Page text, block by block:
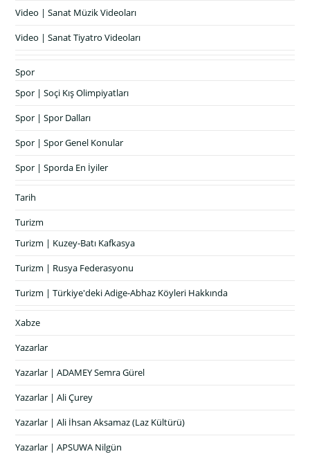
Video | Sanat Müzik Videoları
Video | Sanat Tiyatro Videoları
Spor
Spor | Soçi Kış Olimpiyatları
Spor | Spor Dalları
Spor | Spor Genel Konular
Spor | Sporda En İyiler
Tarih
Turizm
Turizm | Kuzey-Batı Kafkasya
Turizm | Rusya Federasyonu
Turizm | Türkiye'deki Adige-Abhaz Köyleri Hakkında
Xabze
Yazarlar
Yazarlar | ADAMEY Semra Gürel
Yazarlar | Ali Çurey
Yazarlar | Ali İhsan Aksamaz (Laz Kültürü)
Yazarlar | APSUWA Nilgün